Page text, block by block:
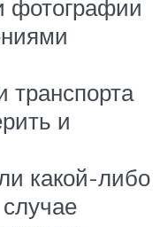
фотографии
транспорта
и
какой-либо